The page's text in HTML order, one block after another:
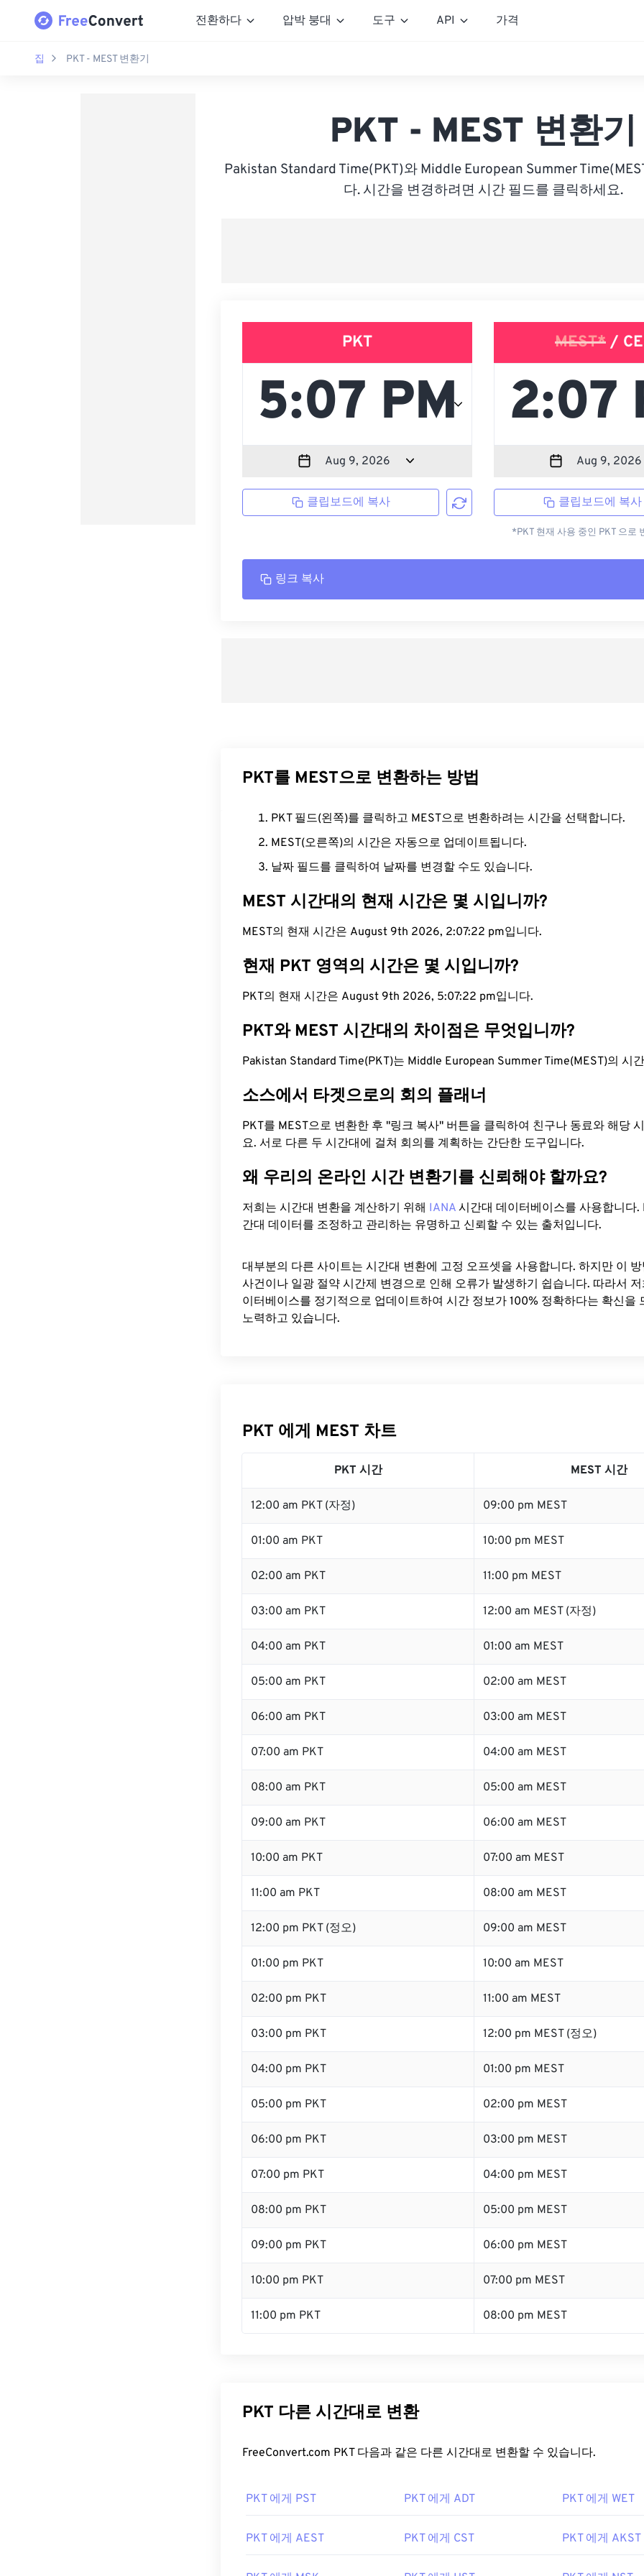
전환하다 압박 붕대 도구 API 가격
집 PKT - MEST 변환기
PKT - MEST 변환기
Pakistan Standard Time(PKT)와 Middle European Summer
다. 시간을 변경하려면 시간 필드를 클릭하세요.
PKT
클립보드에 복사
MEST* /
클립보드에 복사
*PKT 현재 사용 중인 PKT 으로
링크 복사
PKT를 MEST으로 변환하는 방법
PKT 필드(왼쪽)를 클릭하고 MEST으로 변환하려는 시간을 선택합니다.
MEST(오른쪽)의 시간은 자동으로 업데이트됩니다.
날짜 필드를 클릭하여 날짜를 변경할 수도 있습니다.
MEST 시간대의 현재 시간은 몇 시입니까?
MEST의 현재 시간은 August 9th 2026, 2:07:23 pm입니다.
현재 PKT 영역의 시간은 몇 시입니까?
PKT의 현재 시간은 August 9th 2026, 5:07:23 pm입니다.
PKT와 MEST 시간대의 차이점은 무엇입니까?
Pakistan Standard Time(PKT)는 Middle European Summer Time(MEST)의 시
소스에서 타겟으로의 회의 플래너
PKT를 MEST으로 변환한 후 "링크 복사" 버튼을 클릭하여 친구나 동료와 해당
요. 서로 다른 두 시간대에 걸쳐 회의를 계획하는 간단한 도구입니다.
왜 우리의 온라인 시간 변환기를 신뢰해야 할까요?
저희는 시간대 변환을 계산하기 위해 IANA 시간대 데이터베이스를 사용합니다.
간대 데이터를 조정하고 관리하는 유명하고 신뢰할 수 있는 출처입니다.
대부분의 다른 사이트는 시간대 변환에 ​​고정 오프셋을 사용합니다. 하지만 이
사건이나 일광 절약 시간제 변경으로 인해 오류가 발생하기 쉽습니다. 따라서 저
이터베이스를 정기적으로 업데이트하여 시간 정보가 100% 정확하다는 확신을
노력하고 있습니다.
PKT 에게 MEST 차트
PKT 시간 MEST 시간
12:00 am PKT (자정) 09:00 pm MEST
01:00 am PKT 10:00 pm MEST
02:00 am PKT 11:00 pm MEST
03:00 am PKT 12:00 am MEST (자정)
04:00 am PKT 01:00 am MEST
05:00 am PKT 02:00 am MEST
06:00 am PKT 03:00 am MEST
07:00 am PKT 04:00 am MEST
08:00 am PKT 05:00 am MEST
09:00 am PKT 06:00 am MEST
10:00 am PKT 07:00 am MEST
11:00 am PKT 08:00 am MEST
12:00 pm PKT (정오) 09:00 am MEST
01:00 pm PKT 10:00 am MEST
02:00 pm PKT 11:00 am MEST
03:00 pm PKT 12:00 pm MEST (정오)
04:00 pm PKT 01:00 pm MEST
05:00 pm PKT 02:00 pm MEST
06:00 pm PKT 03:00 pm MEST
07:00 pm PKT 04:00 pm MEST
08:00 pm PKT 05:00 pm MEST
09:00 pm PKT 06:00 pm MEST
10:00 pm PKT 07:00 pm MEST
11:00 pm PKT 08:00 pm MEST
PKT 다른 시간대로 변환
FreeConvert.com PKT 다음과 같은 다른 시간대로 변환할 수 있습니다.
PKT 에게 PST PKT 에게 ADT PKT 에게 WET
PKT 에게 AEST PKT 에게 CST PKT 에게 AKST